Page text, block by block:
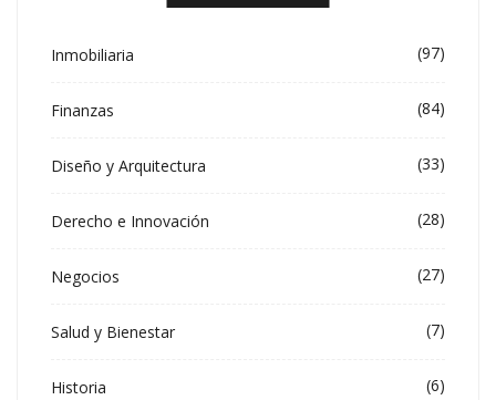
Inmobiliaria (97)
Finanzas (84)
Diseño y Arquitectura (33)
Derecho e Innovación (28)
Negocios (27)
Salud y Bienestar (7)
Historia (6)